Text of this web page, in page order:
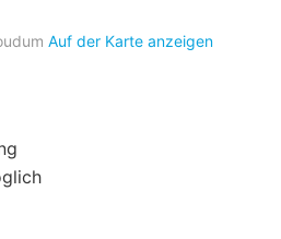
ab
97
Auf der Karte anzeigen